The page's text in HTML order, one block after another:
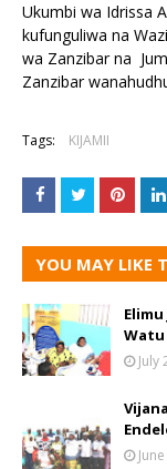
Ukumbi wa Idrissa
kufunguliwa na
wa Zanzibar na
Zanzibar
Tags: KIJAMII
YOU MAY LIKE
Watu
July